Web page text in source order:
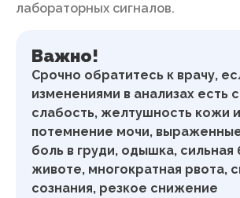
лабораторных сигналов.
Важно!
Срочно обратитесь к врачу,
изменениями в анализах есть
слабость, желтушность кожи
потемнение мочи,
боль в груди, одышка, сильная
животе, многократная рвота,
сознания, резкое снижение